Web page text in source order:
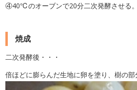
④40℃のオーブンで20分二次発酵させる。
焼成
二次発酵後・・・
倍ほどに膨らんだ生地に卵を塗り、樹の部